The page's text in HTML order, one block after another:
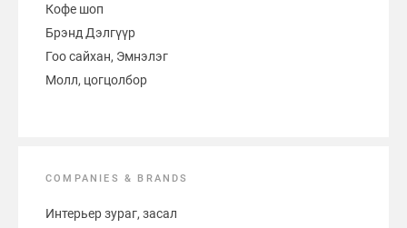
Кофе шоп
Брэнд Дэлгүүр
Гоо сайхан, Эмнэлэг
Молл, цогцолбор
COMPANIES & BRANDS
Интерьер зураг, засал